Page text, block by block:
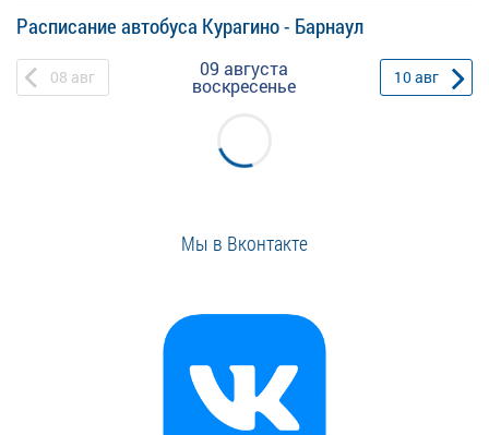
Расписание автобуса Курагино - Барнаул
08 авг 09 августа
воскресенье 10авг
Мы в Вконтакте